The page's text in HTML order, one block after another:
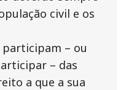
civil e os
participam – ou
– das
a que a sua